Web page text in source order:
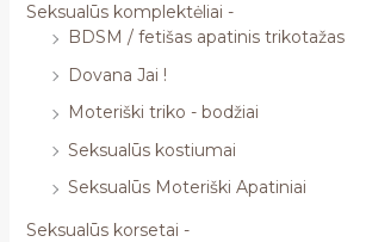
Seksualūs komplektėliai -
BDSM / fetišas apatinis trikotažas
Dovana Jai !
Moteriški triko - bodžiai
Seksualūs kostiumai
Seksualūs Moteriški Apatiniai
Seksualūs korsetai -